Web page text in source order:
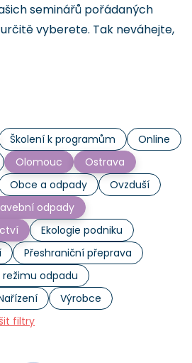
seminářů pořádaných
vyberete. Tak neváhejte,
Školení k programům
Online
Olomouc
Ostrava
Obce a odpady
Ovzduší
odpady
Ekologie podniku
Přeshraniční přeprava
režimu odpadu
Výrobce
filtry